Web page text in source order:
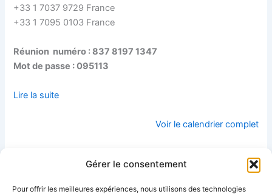
Gérer le consentement
Pour offrir les meilleures expériences, nous utilisons des technologies
+33 1 7037 9729 France
+33 1 7095 0103 France
Réunion numéro : 837 8197 1347
Mot de passe : 095113
Lire la suite
Voir le calendrier complet
« Travailler avec
la pensée